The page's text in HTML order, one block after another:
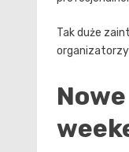
Tak duże